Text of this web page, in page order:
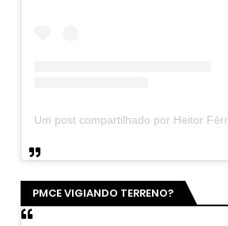
PMCE VIGIANDO TERRENO?